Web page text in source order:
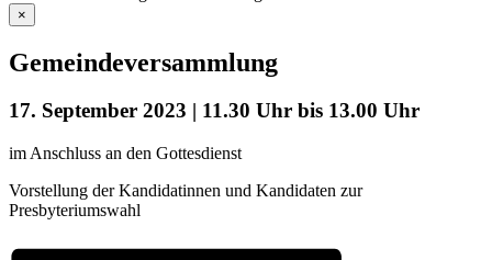
×
Gemeindeversammlung
17. September 2023 | 11.30 Uhr bis 13.00 Uhr
im Anschluss an den Gottesdienst
Vorstellung der Kandidatinnen und Kandidaten zur
Presbyteriumswahl